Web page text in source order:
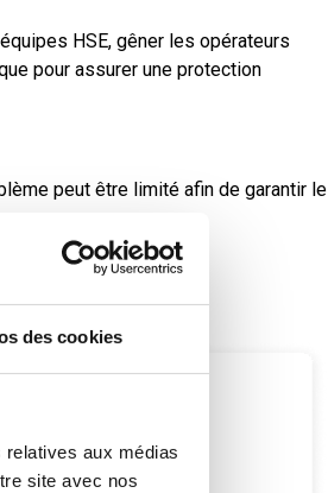
des cookies
aux médias
site avec nos
HSE, gêner les opérateurs
pour assurer une protection
peut être limité afin de garantir le